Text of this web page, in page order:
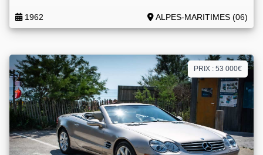
1962 ALPES-MARITIMES (06)
PRIX : 53 000€